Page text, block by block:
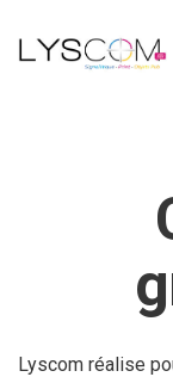
Lyscom réalise